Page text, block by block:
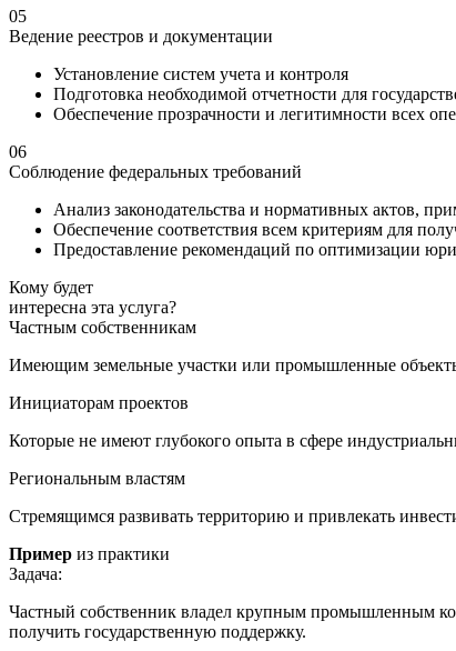
05
Ведение реестров и документации
Установление систем учета и контроля
Подготовка необходимой отчетности для
Обеспечение прозрачности и легитимности всех
06
Соблюдение федеральных требований
Анализ законодательства и нормативных актов,
Обеспечение соответствия всем критериям для
Предоставление рекомендаций по оптимизации
Кому будет
интересна эта услуга?
Частным собственникам
Имеющим земельные участки или промышленные
Инициаторам проектов
Которые не имеют глубокого опыта в сфере
Региональным властям
Стремящимся развивать территорию и привлекать
Пример из практики
Задача:
Частный собственник владел крупным промышленным
получить государственную поддержку.